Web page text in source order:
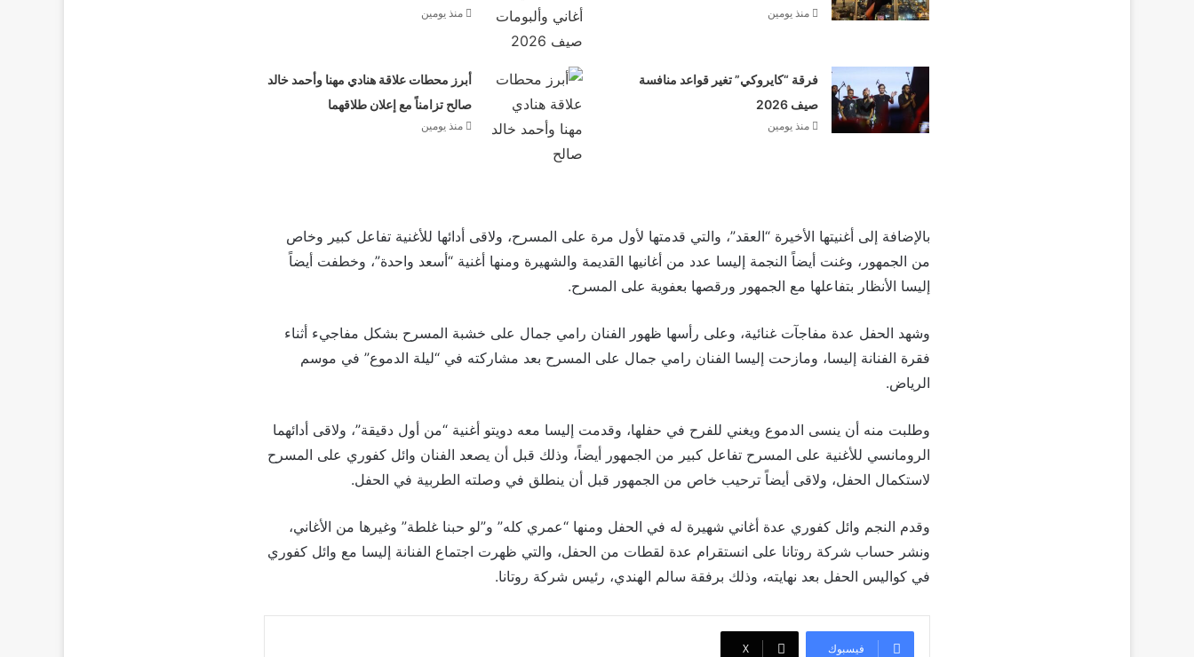
منذ يومين منذ يومين
فرقة “كايروكي” تغير قواعد منافسة
صيف 2026
منذ يومين
أبرز محطات علاقة هنادي مهنا وأحمد خالد
صالح تزامناً مع إعلان طلاقهما
منذ يومين
بالإضافة إلى أغنيتها الأخيرة “العقد”، والتي قدمتها لأول مرة على المسرح، ولاقى أدائها للأغنية تفاعل كبير وخاص
من الجمهور، وغنت أيضاً النجمة إليسا عدد من أغانيها القديمة والشهيرة ومنها أغنية “أسعد واحدة”، وخطفت أيضاً
إليسا الأنظار بتفاعلها مع الجمهور ورقصها بعفوية على المسرح.
وشهد الحفل عدة مفاجآت غنائية، وعلى رأسها ظهور الفنان رامي جمال على خشبة المسرح بشكل مفاجيء أثناء
فقرة الفنانة إليسا، ومازحت إليسا الفنان رامي جمال على المسرح بعد مشاركته في “ليلة الدموع” في موسم
الرياض.
وطلبت منه أن ينسى الدموع ويغني للفرح في حفلها، وقدمت إليسا معه دويتو أغنية “من أول دقيقة”، ولاقى أدائهما
الرومانسي للأغنية على المسرح تفاعل كبير من الجمهور أيضاً، وذلك قبل أن يصعد الفنان وائل كفوري على المسرح
لاستكمال الحفل، ولاقى أيضاً ترحيب خاص من الجمهور قبل أن ينطلق في وصلته الطربية في الحفل.
وقدم النجم وائل كفوري عدة أغاني شهيرة له في الحفل ومنها “عمري كله” و”لو حبنا غلطة” وغيرها من الأغاني،
ونشر حساب شركة روتانا على انستقرام عدة لقطات من الحفل، والتي ظهرت اجتماع الفنانة إليسا مع وائل كفوري
في كواليس الحفل بعد نهايته، وذلك برفقة سالم الهندي، رئيس شركة روتانا.
فيسبوك ‫X